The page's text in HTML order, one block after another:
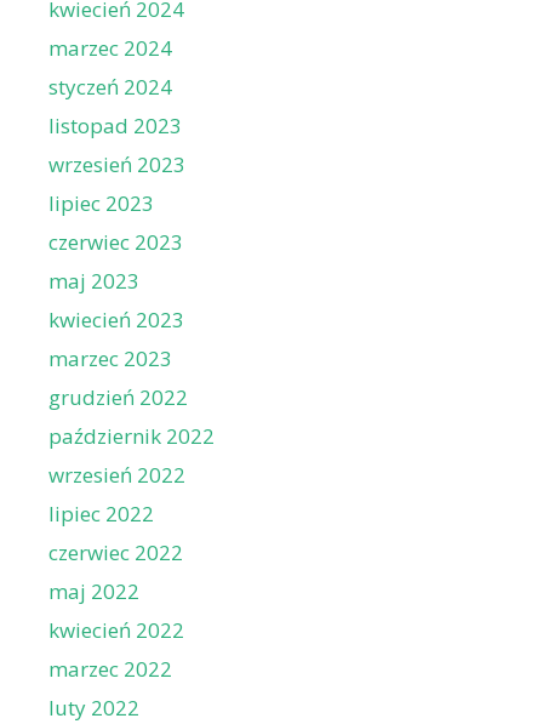
kwiecień 2024
marzec 2024
styczeń 2024
listopad 2023
wrzesień 2023
lipiec 2023
czerwiec 2023
maj 2023
kwiecień 2023
marzec 2023
grudzień 2022
październik 2022
wrzesień 2022
lipiec 2022
czerwiec 2022
maj 2022
kwiecień 2022
marzec 2022
luty 2022